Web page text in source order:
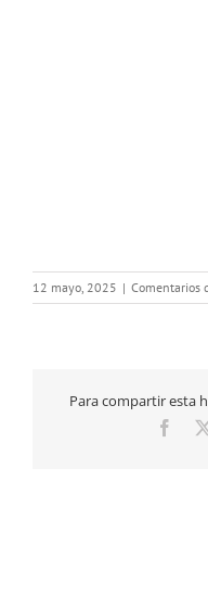
12 mayo, 2025 | Comentarios
Para compartir esta